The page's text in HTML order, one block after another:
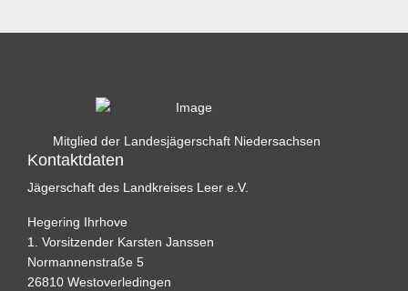
Mitglied der Landesjägerschaft Niedersachsen
Kontaktdaten
Jägerschaft des Landkreises Leer e.V.
Hegering Ihrhove
1. Vorsitzender Karsten Janssen
Normannenstraße 5
26810 Westoverledingen